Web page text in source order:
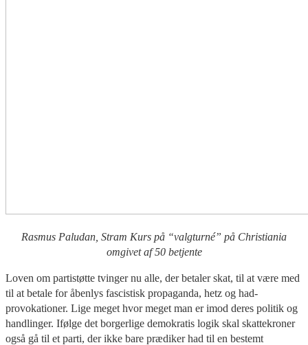
Rasmus Paludan, Stram Kurs på “valgturné” på Christiania
omgivet af 50 betjente
Loven om partistøtte tvinger nu alle, der betaler skat, til at være med
til at betale for åbenlys fascistisk propaganda, hetz og had-
provokationer. Lige meget hvor meget man er imod deres politik og
handlinger. Ifølge det borgerlige demokratis logik skal skattekroner
også gå til et parti, der ikke bare prædiker had til en bestemt